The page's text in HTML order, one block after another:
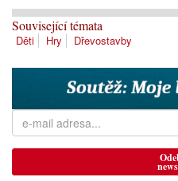
Související témata
Děti Hry Dřevostavby